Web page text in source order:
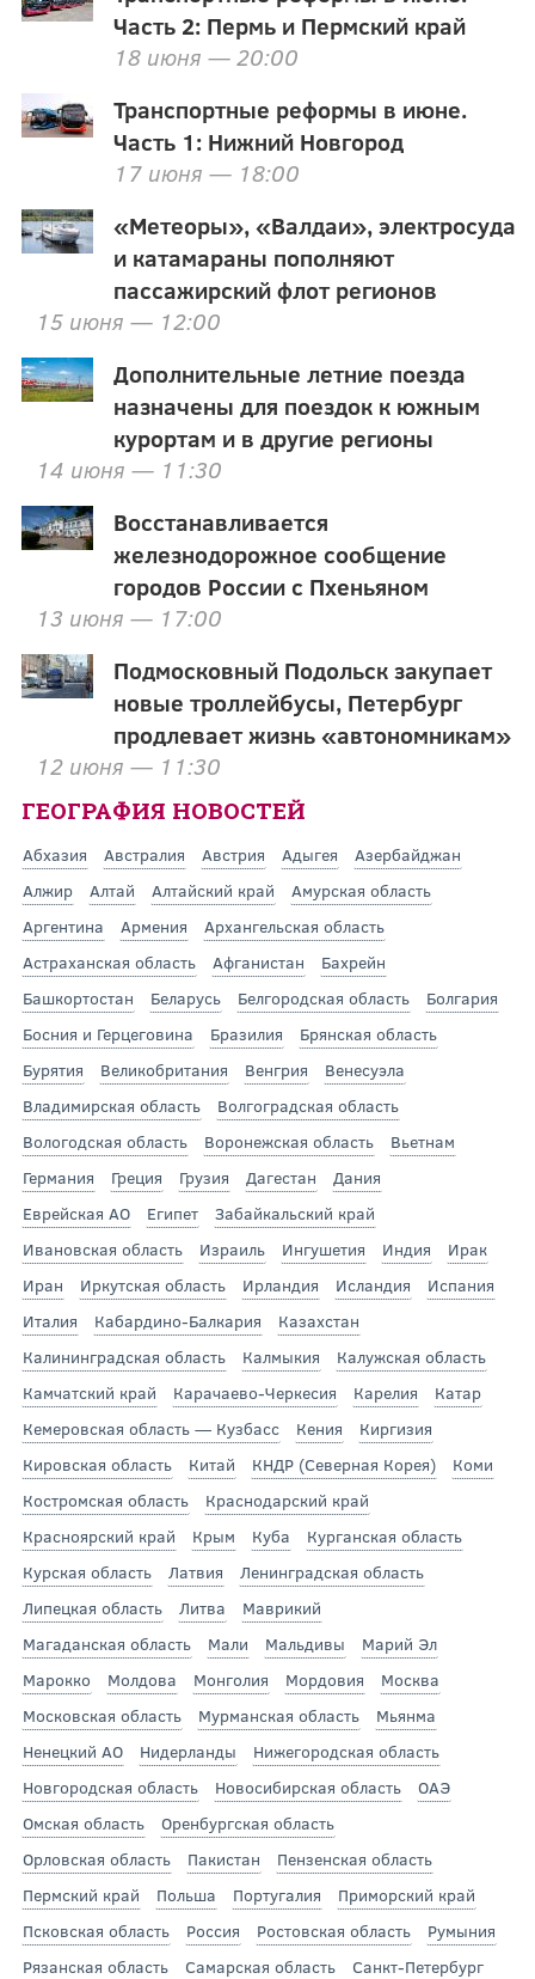
Часть 2: Пермь и Пермский край
18 июня — 20:00
Транспортные реформы в июне.
Часть 1: Нижний Новгород
17 июня — 18:00
«Метеоры», «Валдаи», электросуда
и катамараны пополняют
пассажирский флот регионов
15 июня — 12:00
Дополнительные летние поезда
назначены для поездок к южным
курортам и в другие регионы
14 июня — 11:30
Восстанавливается
железнодорожное сообщение
городов России с Пхеньяном
13 июня — 17:00
Подмосковный Подольск закупает
новые троллейбусы, Петербург
продлевает жизнь «автономникам»
12 июня — 11:30
ГЕОГРАФИЯ НОВОСТЕЙ
Абхазия Австралия Австрия Адыгея
Азербайджан
Алжир
Алтай Алтайский край
Амурская область
Аргентина
Армения
Архангельская область
Астраханская область
Афганистан
Бахрейн
Башкортостан
Беларусь Белгородская область
Болгария
Босния и Герцеговина
Бразилия
Брянская область
Бурятия
Великобритания Венгрия
Венесуэла
Владимирская область
Волгоградская область
Вологодская область
Воронежская область
Вьетнам
Германия
Греция Грузия Дагестан
Дания
Еврейская АО
Египет
Забайкальский край
Ивановская область
Израиль Ингушетия Индия
Ирак
Иран
Иркутская область Ирландия Исландия
Испания
Италия
Кабардино-Балкария
Казахстан
Калининградская область
Калмыкия
Калужская область
Камчатский край
Карачаево-Черкесия Карелия
Катар
Кемеровская область — Кузбасс
Кения
Киргизия
Кировская область
Китай КНДР (Северная Корея)
Коми
Костромская область
Краснодарский край
Красноярский край
Крым Куба
Курганская область
Курская область
Латвия
Ленинградская область
Липецкая область
Литва
Маврикий
Магаданская область
Мали Мальдивы
Марий Эл
Марокко
Молдова Монголия Мордовия
Москва
Московская область
Мурманская область
Мьянма
Ненецкий АО
Нидерланды
Нижегородская область
Новгородская область
Новосибирская область
ОАЭ
Омская область
Оренбургская область
Орловская область
Пакистан
Пензенская область
Пермский край
Польша Португалия
Приморский край
Псковская область
Россия Ростовская область
Румыния
Рязанская область
Самарская область
Санкт-Петербург